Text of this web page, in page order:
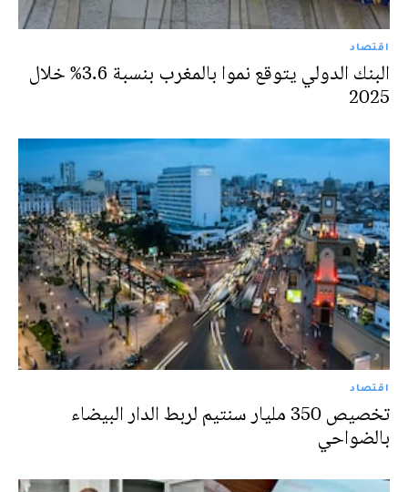
اقتصاد
البنك الدولي يتوقع نموا بالمغرب بنسبة 3.6% خلال
2025
اقتصاد
تخصيص 350 مليار سنتيم لربط الدار البيضاء
بالضواحي